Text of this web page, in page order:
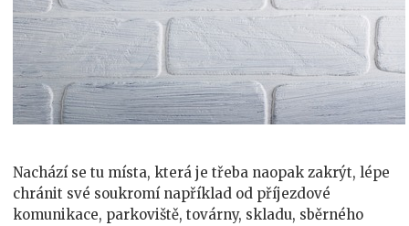
Nachází se tu místa, která je třeba naopak zakrýt, lépe
chránit své soukromí například od příjezdové
komunikace, parkoviště, továrny, skladu, sběrného